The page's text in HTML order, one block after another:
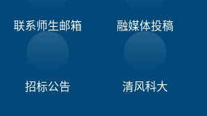
联系师生邮箱 融媒体投稿​
招标公告 清风科大